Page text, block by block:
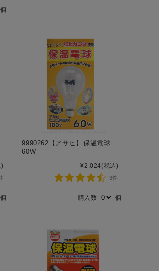
個
個
9990262【アサヒ】保温電球
60W
¥2,024(税込)
3件
購入数 個